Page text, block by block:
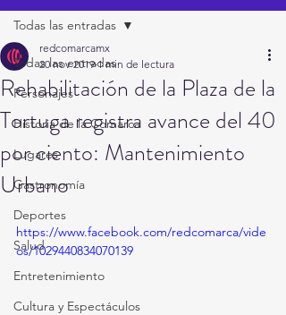
Todas las entradas
Personajes
Historia de la Comarca
Lugares
Gastronomía
Deportes
Salud
Entretenimiento
Cultura y Espectáculos
Todas las entradas
Rehabilitación de la Plaza de la
Tortuga registra avance del 40
por ciento: Mantenimiento
Urbano
redcomarcamx
20 nov 2019 1 min de lectura
https://www.facebook.com/redcomarca/vide
os/1029440834070139